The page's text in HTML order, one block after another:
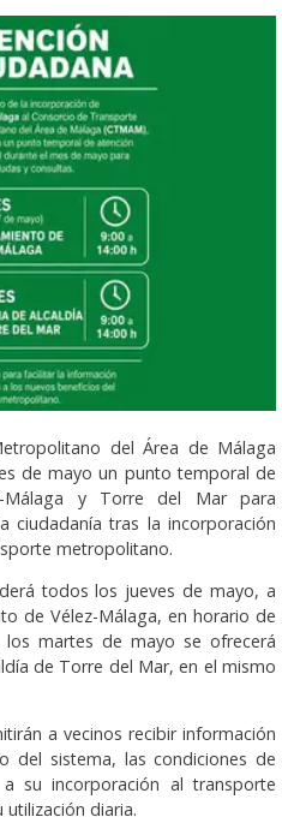
del Área de Málaga
de mayo un punto temporal de
Málaga y Torre del Mar para
ciudadanía tras la incorporación
metropolitano.
todos los jueves de mayo, a
de Vélez-Málaga, en horario de
los martes de mayo se ofrecerá
de Torre del Mar, en el mismo
a vecinos recibir información
del sistema, las condiciones de
su incorporación al transporte
diaria.